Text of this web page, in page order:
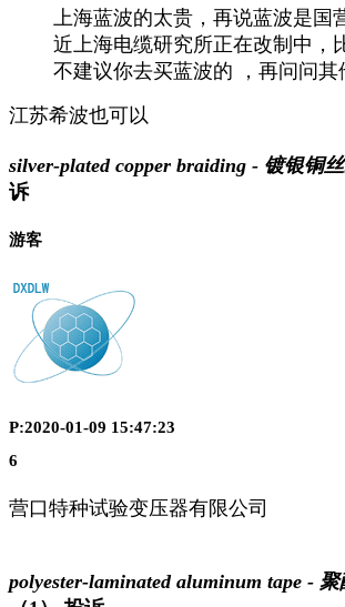
上海蓝波的太贵，再说蓝波是国
近上海电缆研究所正在改制中，
不建议你去买蓝波的 ，再问问其
江苏希波也可以
silver-plated copper braiding - 镀银铜
诉
游客
P:2020-01-09 15:47:23
6
营口特种试验变压器有限公司
polyester-laminated aluminum tape -